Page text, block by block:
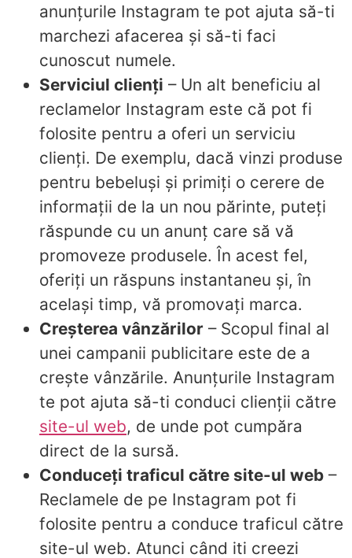
anunțurile Instagram te pot ajuta să-ti
marchezi afacerea și să-ti faci
cunoscut numele.
Serviciul clienți – Un alt beneficiu al
reclamelor Instagram este că pot fi
folosite pentru a oferi un serviciu
clienți. De exemplu, dacă vinzi produse
pentru bebeluși și primiți o cerere de
informații de la un nou părinte, puteți
răspunde cu un anunț care să vă
promoveze produsele. În acest fel,
oferiți un răspuns instantaneu și, în
același timp, vă promovați marca.
Creșterea vânzărilor – Scopul final al
unei campanii publicitare este de a
crește vânzările. Anunțurile Instagram
te pot ajuta să-ti conduci clienții către
site-ul web, de unde pot cumpăra
direct de la sursă.
Conduceți traficul către site-ul web –
Reclamele de pe Instagram pot fi
folosite pentru a conduce traficul către
site-ul web. Atunci când iti creezi